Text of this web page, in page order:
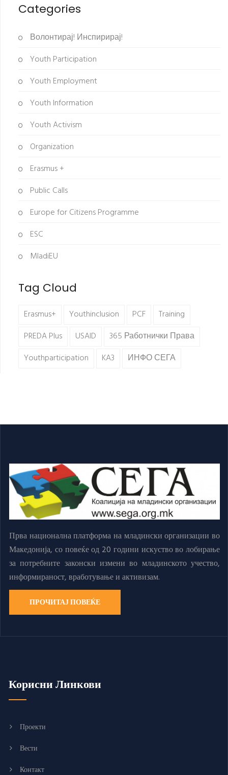
Categories
Волонтирај! Инспирирај!
Youth Participation
Youth Employment
Youth Information
Youth Activism
Organization
Erasmus +
Public Calls
Europe for Citizens Programme
ESC
MladiEU
Tag Cloud
Erasmus+ Youthinclusion PCF
Training
PREDA Plus
USAID
365 Работнички Права
Youthparticipation
KA3 ИНФО СЕГА
Прва национална платформа на младински организации во
Македонија, со повеќе од 20 години искуство во лобирање
за потребните законски измени во младинското учество,
информираност, вработување и активизам.
ПРОЧИТАЈ ПОВЕЌЕ
Корисни Линкови
Проекти
Вести
Контакт